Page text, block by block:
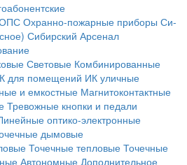
ОПС Охранно-пожарные приборы Си-
Сибирский Арсенал
Световые Комбинированные
для помещений ИК уличные
и емкостные Магнитоконтактные
Тревожные кнопки и педали
оптико-электронные
дымовые
Точечные тепловые Точечные
Автономные Дополнительное